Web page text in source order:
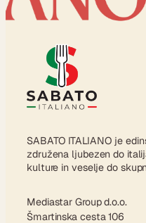
SABATO ITALIANO je
združena ljubezen do
kulture in veselje do
Mediastar Group d.o.o.
Šmartinska cesta 106